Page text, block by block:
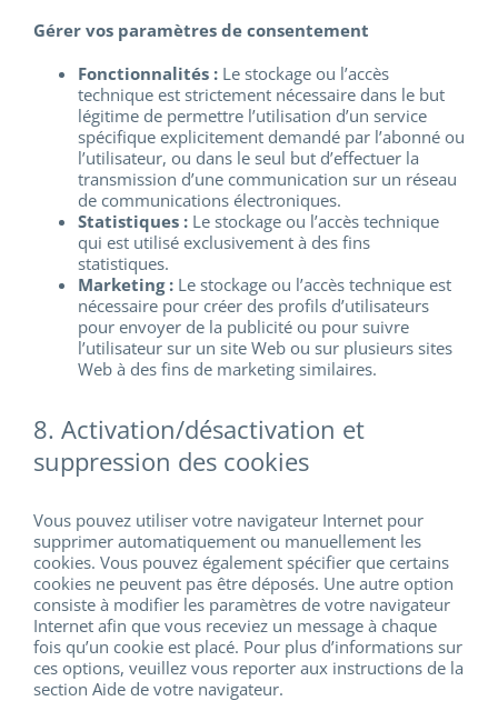
Gérer vos paramètres de consentement
Fonctionnalités : Le stockage ou l’accès
technique est strictement nécessaire dans le but
légitime de permettre l’utilisation d’un service
spécifique explicitement demandé par l’abonné ou
l’utilisateur, ou dans le seul but d’effectuer la
transmission d’une communication sur un réseau
de communications électroniques.
Statistiques : Le stockage ou l’accès technique
qui est utilisé exclusivement à des fins
statistiques.
Marketing : Le stockage ou l’accès technique est
nécessaire pour créer des profils d’utilisateurs
pour envoyer de la publicité ou pour suivre
l’utilisateur sur un site Web ou sur plusieurs sites
Web à des fins de marketing similaires.
8. Activation/désactivation et
suppression des cookies
Vous pouvez utiliser votre navigateur Internet pour
supprimer automatiquement ou manuellement les
cookies. Vous pouvez également spécifier que certains
cookies ne peuvent pas être déposés. Une autre option
consiste à modifier les paramètres de votre navigateur
Internet afin que vous receviez un message à chaque
fois qu’un cookie est placé. Pour plus d’informations sur
ces options, veuillez vous reporter aux instructions de la
section Aide de votre navigateur.